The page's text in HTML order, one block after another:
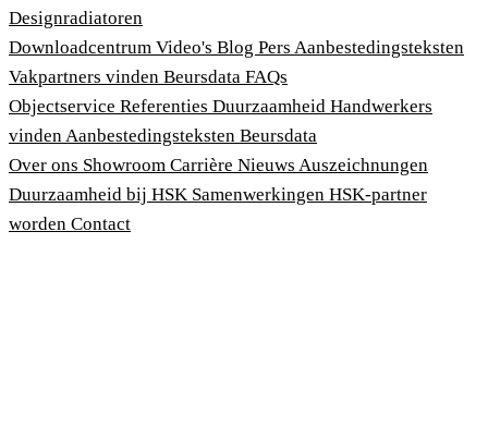
Designradiatoren
Downloadcentrum Video's Blog Pers Aanbestedingsteksten
Vakpartners vinden Beursdata FAQs
Objectservice Referenties Duurzaamheid Handwerkers
vinden Aanbestedingsteksten Beursdata
Over ons Showroom Carrière Nieuws Auszeichnungen
Duurzaamheid bij HSK Samenwerkingen HSK-partner
worden Contact